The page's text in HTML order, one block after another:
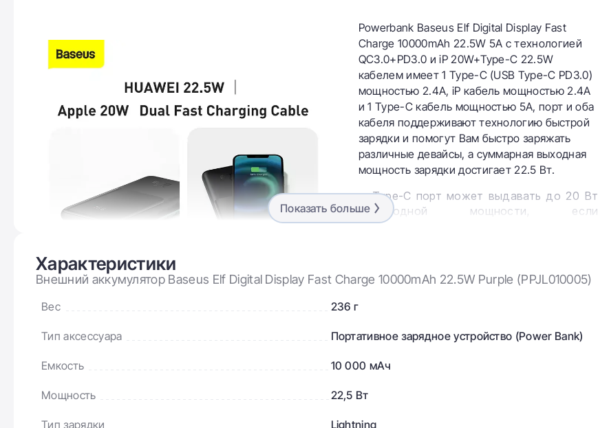
Powerbank Baseus Elf Digital Display Fast
Charge 10000mAh 22.5W 5A с технологией
QC3.0+PD3.0 и iP 20W+Type-C 22.5W
кабелем имеет 1 Type-C (USB Type-C PD3.0)
мощностью 2.4A, iP кабель мощностью 2.4A
и 1 Type-C кабель мощностью 5A, порт и оба
кабеля поддерживают технологию быстрой
зарядки и помогут Вам быстро заряжать
различные девайсы, а суммарная выходная
мощность зарядки достигает 22.5 Вт.
Type-C порт может выдавать до 20 Вт
выходной мощности, если
используется один;
используется один;
используется один.
Портативная батарея Baseus Elf Digital Display
технологией QC3.0+PD3.0 и iP 20W+Type-C
Показать больше
Характеристики
Внешний аккумулятор Baseus Elf Digital Display Fast Charge 10000mAh 22.5W Purple (PPJL010005)
Вес 236 г
Тип аксессуара Портативное зарядное устройство (Power Bank)
Емкость 10 000 мАч
Мощность 22,5 Вт
Тип зарядки
Lightning